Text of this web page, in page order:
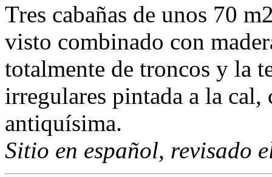
Tres cabañas de unos 70
visto combinado con
totalmente de troncos y la
irregulares pintada a la cal,
antiquísima.
Sitio en español, revisado